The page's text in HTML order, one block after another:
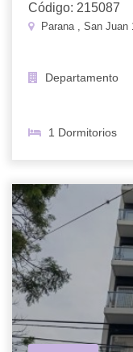
Código: 215087
Parana , San
Departamento
1 Dormitorios